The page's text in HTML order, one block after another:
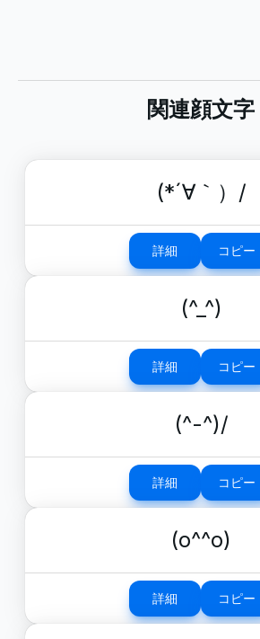
関連顔文字
(*´∀｀）/
詳細 コピー
(^_^)
詳細 コピー
(^-^)/
詳細 コピー
(o^^o)
詳細 コピー